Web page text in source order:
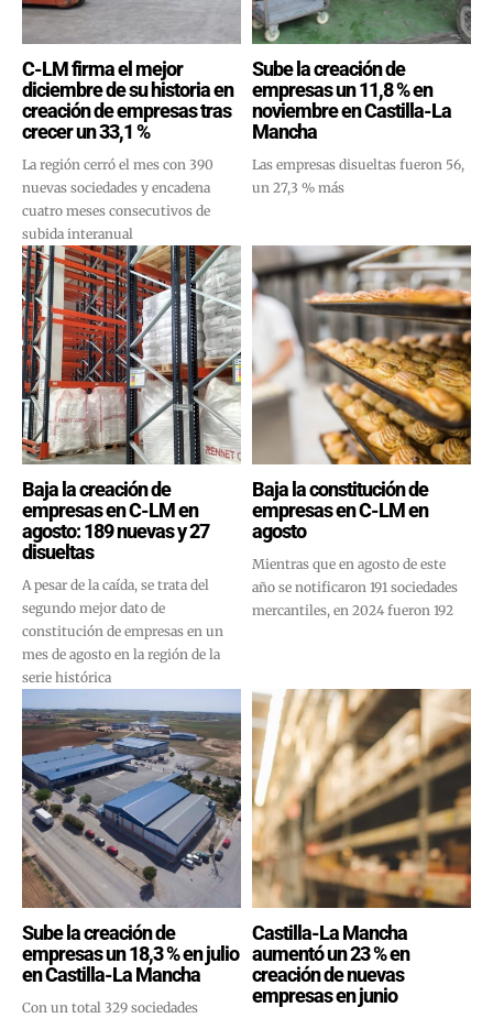
C-LM firma el mejor
diciembre de su historia en
creación de empresas tras
crecer un 33,1 %
La región cerró el mes con 390
nuevas sociedades y encadena
cuatro meses consecutivos de
subida interanual
Sube la creación de
empresas un 11,8 % en
noviembre en Castilla-La
Mancha
Las empresas disueltas fueron 56,
un 27,3 % más
Baja la creación de
empresas en C-LM en
agosto: 189 nuevas y 27
disueltas
A pesar de la caída, se trata del
segundo mejor dato de
constitución de empresas en un
mes de agosto en la región de la
serie histórica
Baja la constitución de
empresas en C-LM en
agosto
Mientras que en agosto de este
año se notificaron 191 sociedades
mercantiles, en 2024 fueron 192
Sube la creación de
empresas un 18,3 % en julio
en Castilla-La Mancha
Con un total 329 sociedades
Castilla-La Mancha
aumentó un 23 % en
creación de nuevas
empresas en junio